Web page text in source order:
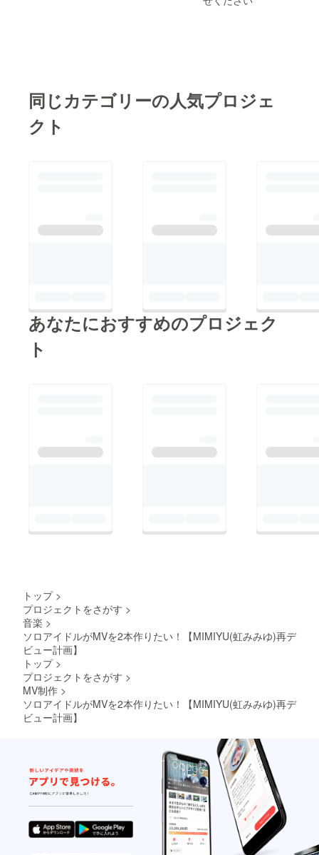
【お届
ます(高
音質
く限り
まるっ
と)あな
受画像
【お届
を送り
ます(高
同じカテゴリーの人気プロジェ
クト
あなたにおすすめのプロジェク
ト
トップ >
プロジェクトをさがす >
音楽 >
ソロアイドルがMVを2本作りたい！【MIMIYU(虹みみゆ)再デ
ビュー計画】
トップ >
プロジェクトをさがす >
MV制作 >
ソロアイドルがMVを2本作りたい！【MIMIYU(虹みみゆ)再デ
ビュー計画】